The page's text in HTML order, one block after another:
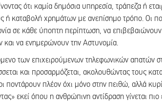
ότι καμία δημόσια υπηρεσία, τράπεζα ή
ή καταβολή χρημάτων με ανεπίσημο τρόπο. Οι
σε κάθε ύποπτη περίπτωση, να
και να ενημερώνουν την Αστυνομία.
των επιχειρούμενων τηλεφωνικών απατών
και προσαρμόζεται, ακολουθώντας τους
ποντάρουν πλέον όχι μόνο στην πειθώ, αλλά
εκεί όπου η ανθρώπινη αντίδραση γίνεται